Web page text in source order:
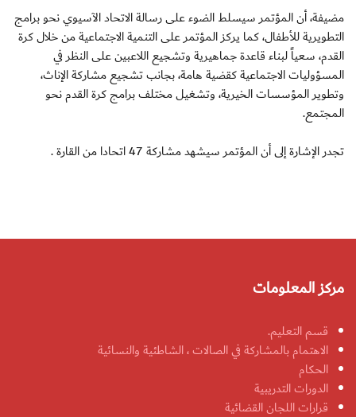
مضيفة، أن المؤتمر سيسلط الضوء على رسالة الاتحاد الآسيوي نحو برامج
التطويرية للأطفال، كما يركز المؤتمر على التنمية الاجتماعية من خلال كرة
القدم، سعياً لبناء قاعدة جماهيرية وتشجيع اللاعبين على النظر في
المسؤوليات الاجتماعية كقضية هامة، بجانب تشجيع مشاركة الإناث،
وتطوير المؤسسات الخيرية، وتشغيل مختلف برامج كرة القدم نحو
المجتمع.
تجدر الإشارة إلى أن المؤتمر سيشهد مشاركة 47 اتحادا من القارة .
مركز المعلومات
قسم التعليم.
الاهتمام بالمشاركة في الصالات ، الشاطئية والنسائية
الحكام
الدورات التدريبية
قرارات اللجان القضائية